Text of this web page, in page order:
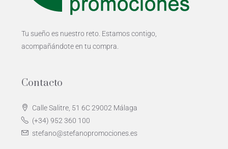
Tu sueño es nuestro reto. Estamos contigo,
acompañándote en tu compra.
Contacto
Calle Salitre, 51 6C 29002 Málaga
(+34) 952 360 100
stefano@stefanopromociones.es